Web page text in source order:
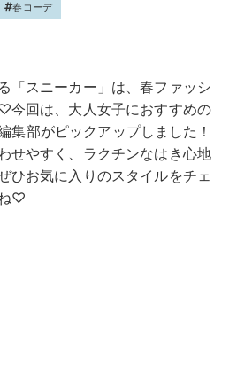
春コーデ
「スニーカー」は、春ファッシ
今回は、大人女子におすすめの
集部がピックアップしました！
せやすく、ラクチンなはき心地
ひお気に入りのスタイルをチェ
♡